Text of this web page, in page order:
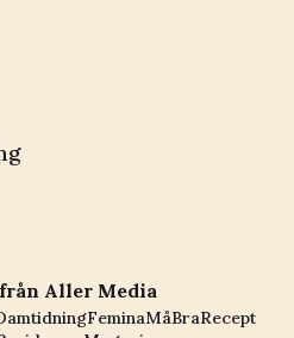
Aller Media
FeminaMåBraRecept